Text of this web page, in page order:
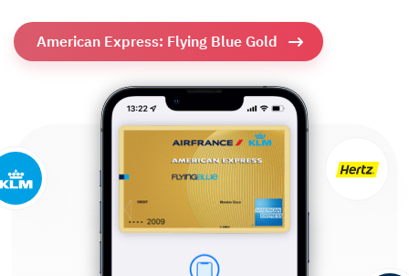
American Express: Flying Blue Gold